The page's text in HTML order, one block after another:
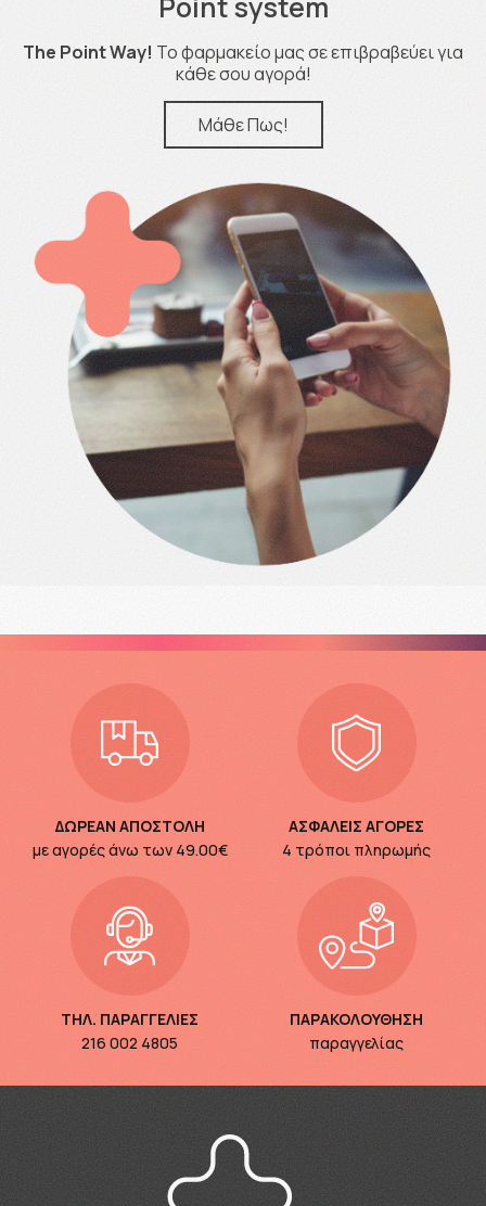
The Point Way! Το φαρμακείο μας σε επιβραβεύει για
κάθε σου αγορά!
Μάθε Πως!
ΔΩΡΕΑΝ ΑΠΟΣΤΟΛΗ
με αγορές άνω των 49.00€
ΑΣΦΑΛΕΙΣ ΑΓΟΡΕΣ
4 τρόποι πληρωμής
ΤΗΛ. ΠΑΡΑΓΓΕΛΙΕΣ
216 002 4805
ΠΑΡΑΚΟΛΟΥΘΗΣΗ
παραγγελίας